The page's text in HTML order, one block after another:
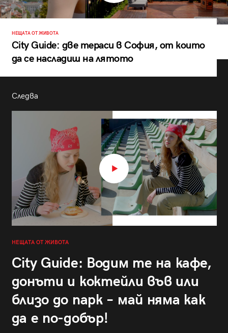
НЕЩАТА ОТ ЖИВОТА
City Guide: две тераси в София, от които
да се насладиш на лятото
Следва
НЕЩАТА ОТ ЖИВОТА
City Guide: Водим те на кафе,
донъти и коктейли във или
близо до парк – май няма как
да е по-добър!